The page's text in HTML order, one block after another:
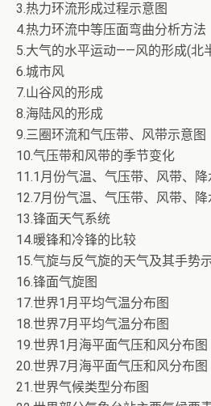
3.热力环流形成过程示意图
4.热力环流中等压面弯曲分析方法
5.大气的水平运动——风的形成(北
6.城市风
7.山谷风的形成
8.海陆风的形成
9.三圈环流和气压带、风带示意图
10.气压带和风带的季节变化
11.1月份气温、气压带、风带、
12.7月份气温、气压带、风带、
13.锋面天气系统
14.暖锋和冷锋的比较
15.气旋与反气旋的天气及其手势
16.锋面气旋图
17.世界1月平均气温分布图
18.世界7月平均气温分布图
19.世界1月海平面气压和风分布图
20.世界7月海平面气压和风分布图
21.世界气候类型分布图